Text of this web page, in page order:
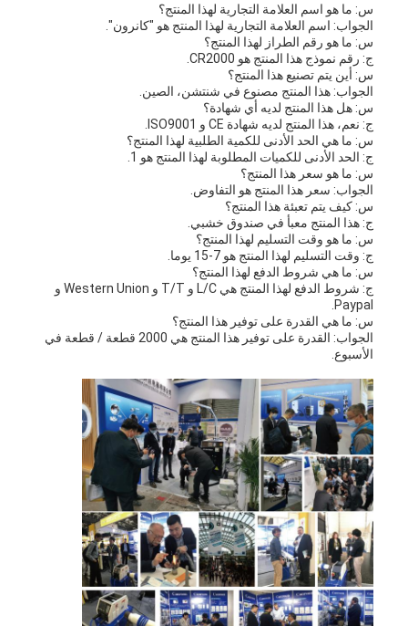
س: ما هو اسم العلامة التجارية لهذا المنتج؟
الجواب: اسم العلامة التجارية لهذا المنتج هو "كانرون".
س: ما هو رقم الطراز لهذا المنتج؟
ج: رقم نموذج هذا المنتج هو CR2000.
س: أين يتم تصنيع هذا المنتج؟
الجواب: هذا المنتج مصنوع في شنتشن، الصين.
س: هل هذا المنتج لديه أي شهادة؟
ج: نعم، هذا المنتج لديه شهادة CE و ISO9001.
س: ما هي الحد الأدنى للكمية الطلبية لهذا المنتج؟
ج: الحد الأدنى للكميات المطلوبة لهذا المنتج هو 1.
س: ما هو سعر هذا المنتج؟
الجواب: سعر هذا المنتج هو التفاوض.
س: كيف يتم تعبئة هذا المنتج؟
ج: هذا المنتج معبأ في صندوق خشبي.
س: ما هو وقت التسليم لهذا المنتج؟
ج: وقت التسليم لهذا المنتج هو 7-15 يوما.
س: ما هي شروط الدفع لهذا المنتج؟
ج: شروط الدفع لهذا المنتج هي L/C و T/T و Western Union و
Paypal.
س: ما هي القدرة على توفير هذا المنتج؟
الجواب: القدرة على توفير هذا المنتج هي 2000 قطعة / قطعة في
الأسبوع.